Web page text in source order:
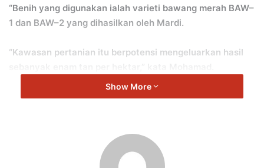
“Benih yang digunakan ialah varieti bawang merah BAW–
1 dan BAW–2 yang dihasilkan oleh Mardi.
“Kawasan pertanian itu berpotensi mengeluarkan hasil
Show More